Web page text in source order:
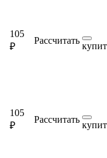
105
₽
Рассчитать
105
₽
Рассчитать